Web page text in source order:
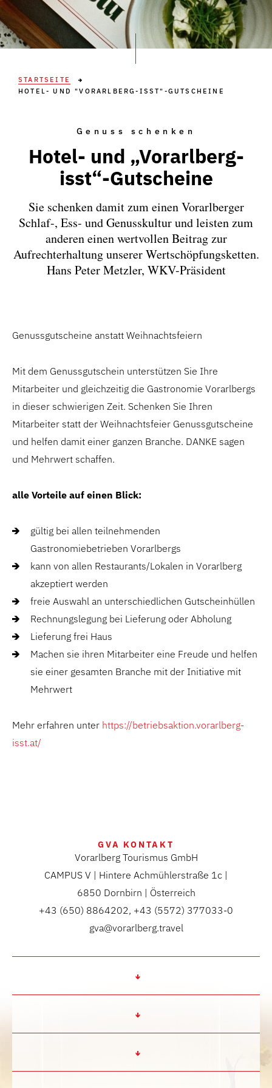
STARTSEITE
HOTEL- UND "VORARLBERG-ISST"-GUTSCHEINE
Genuss schenken
Hotel- und „Vorarlberg-
isst“-Gutscheine
Sie schenken damit zum einen Vorarlberger
Schlaf-, Ess- und Genusskultur und leisten zum
anderen einen wertvollen Beitrag zur
Aufrechterhaltung unserer Wertschöpfungsketten.
Hans Peter Metzler, WKV-Präsident
Genussgutscheine anstatt Weihnachtsfeiern
Mit dem Genussgutschein unterstützen Sie Ihre
Mitarbeiter und gleichzeitig die Gastronomie Vorarlbergs
in dieser schwierigen Zeit. Schenken Sie Ihren
Mitarbeiter statt der Weihnachtsfeier Genussgutscheine
und helfen damit einer ganzen Branche. DANKE sagen
und Mehrwert schaffen.
alle Vorteile auf einen Blick:
gültig bei allen teilnehmenden
Gastronomiebetrieben Vorarlbergs
kann von allen Restaurants/Lokalen in Vorarlberg
akzeptiert werden
freie Auswahl an unterschiedlichen Gutscheinhüllen
Rechnungslegung bei Lieferung oder Abholung
Lieferung frei Haus
Machen sie ihren Mitarbeiter eine Freude und helfen
sie einer gesamten Branche mit der Initiative mit
Mehrwert
Mehr erfahren unter https://betriebsaktion.vorarlberg-
isst.at/
GVA KONTAKT
Vorarlberg Tourismus GmbH
CAMPUS V | Hintere Achmühlerstraße 1c |
6850 Dornbirn | Österreich
+43 (650) 8864202, +43 (5572) 377033-0
gva@vorarlberg.travel